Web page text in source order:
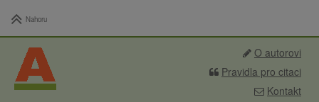
Nahoru
O autorovi
Pravidla pro citaci
Kontakt